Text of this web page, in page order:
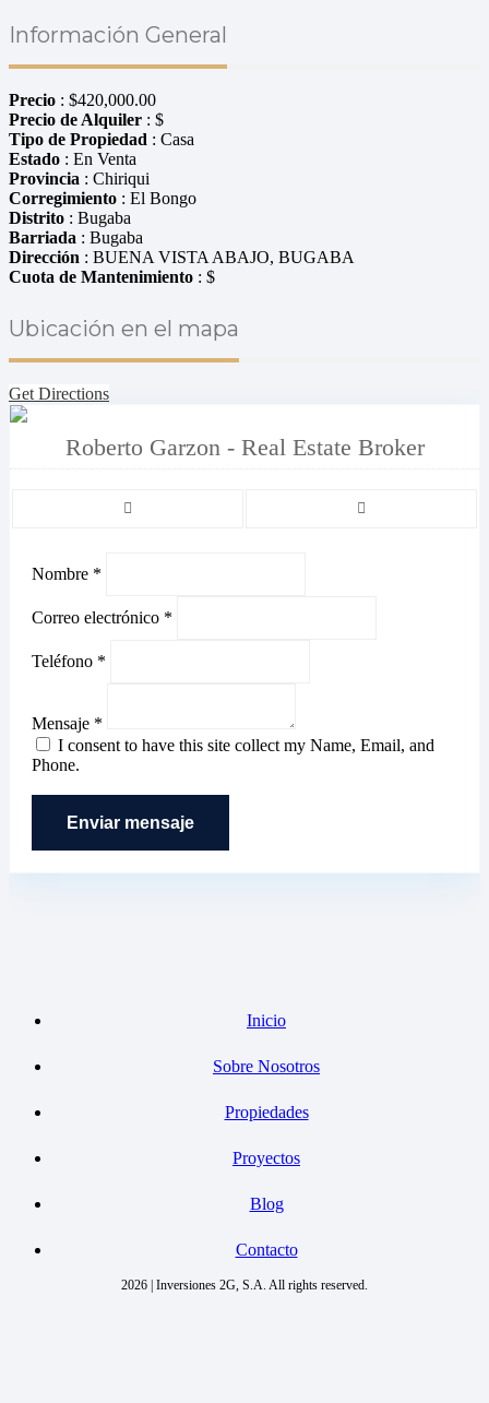
Información General
Precio : $420,000.00
Precio de Alquiler : $
Tipo de Propiedad : Casa
Estado : En Venta
Provincia : Chiriqui
Corregimiento : El Bongo
Distrito : Bugaba
Barriada : Bugaba
Dirección : BUENA VISTA ABAJO, BUGABA
Cuota de Mantenimiento : $
Ubicación en el mapa
Get Directions
Roberto Garzon - Real Estate Broker
Nombre *
Correo electrónico *
Teléfono *
Mensaje *
I consent to have this site collect my Name, Email, and
Phone.
Enviar mensaje
Inicio
Sobre Nosotros
Propiedades
Proyectos
Blog
Contacto
2026 | Inversiones 2G, S.A. All rights reserved.